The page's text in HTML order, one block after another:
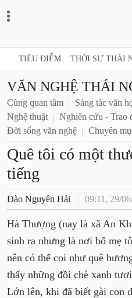
TIÊU ĐIỂM THỜI SỰ THÁI
VĂN NGHỆ THÁI
Cùng quan tâm Sáng tác văn
Nghệ thuật
Nghiên cứu - Trao
Đời sống văn nghệ
Chuyên
Quê tôi có một
tiếng
Đào Nguyên Hải 09:11, 29/
Hà Thượng (nay là xã An
sinh ra nhưng là nơi bố mẹ
nên có thể coi như quê
thấy những đồi chè xanh
Lớn lên, khi đã biết gài con